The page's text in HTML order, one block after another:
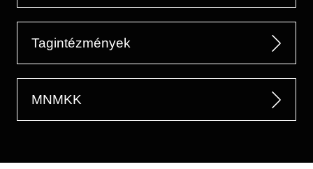
Tagintézmények
MNMKK